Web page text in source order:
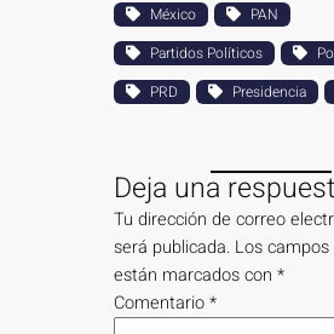
México
PAN
Partidos Políticos
PRD
Presidencia
Deja una
Tu dirección de correo
será publicada. Los
están marcados con*
Comentario*